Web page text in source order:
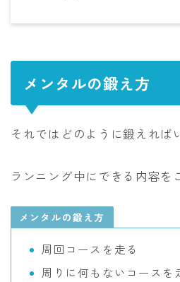
メンタルの鍛え方
それではどのように鍛えれば
ランニング中にできる内容を
メンタルの鍛え方
周回コースを走る
周りに何もないコースを